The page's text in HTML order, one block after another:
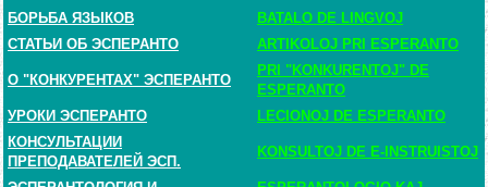
БОРЬБА ЯЗЫКОВ
BATALO DE LINGVOJ
СТАТЬИ ОБ ЭСПЕРАНТО
ARTIKOLOJ PRI ESPERANTO
О "КОНКУРЕНТАХ" ЭСПЕРАНТО
PRI "KONKURENTOJ" DE
ESPERANTO
УРОКИ ЭСПЕРАНТО
LECIONOJ DE ESPERANTO
КОНСУЛЬТАЦИИ
ПРЕПОДАВАТЕЛЕЙ ЭСП.
KONSULTOJ DE E-INSTRUISTOJ